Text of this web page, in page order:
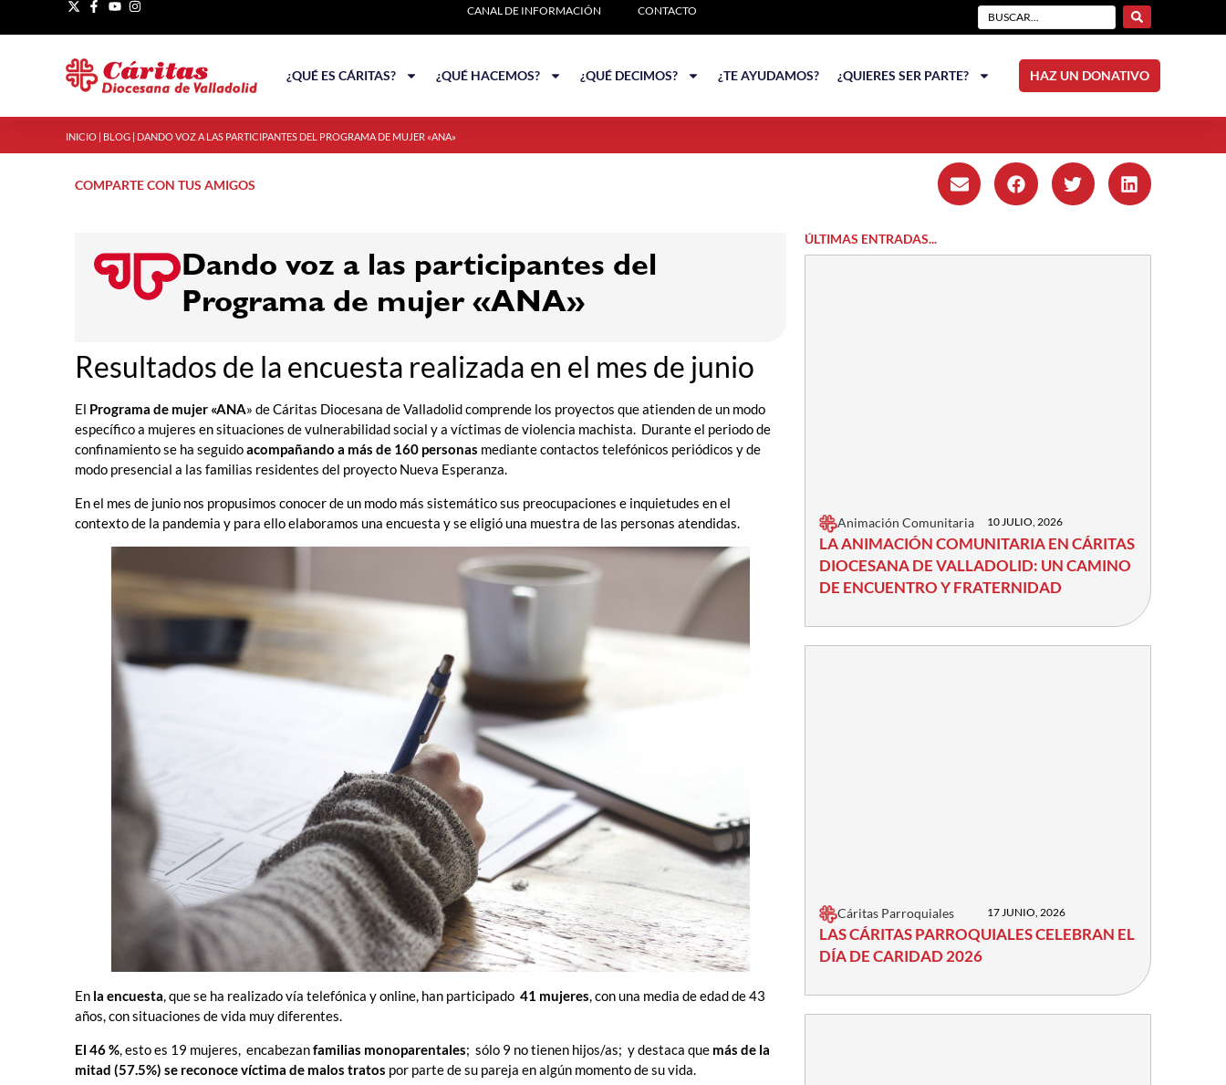
CANAL DE INFORMACIÓN CONTACTO
¿QUÉ ES CÁRITAS? ¿QUÉ HACEMOS? ¿QUÉ DECIMOS? ¿TE AYUDAMOS? ¿QUIERES SER PARTE? HAZ UN DONATIVO
INICIO | BLOG | DANDO VOZ A LAS PARTICIPANTES DEL PROGRAMA DE MUJER «ANA»
COMPARTE CON TUS AMIGOS
Dando voz a las participantes del
Programa de mujer «ANA»
Resultados de la encuesta realizada en el mes de junio
El Programa de mujer «ANA» de Cáritas Diocesana de Valladolid comprende los proyectos que atienden de un modo
específico a mujeres en situaciones de vulnerabilidad social y a víctimas de violencia machista. Durante el periodo de
confinamiento se ha seguidoacompañando a más de 160 personas mediante contactos telefónicos periódicos y de
modo presencial a las familias residentes del proyecto Nueva Esperanza.
En el mes de junio nos propusimos conocer de un modo más sistemático sus preocupaciones e inquietudes en el
contexto de la pandemia y para ello elaboramos una encuesta y se eligió una muestra de las personas atendidas.
En la encuesta, que se ha realizado vía telefónica y online, han participado 41 mujeres, con una media de edad de 43
años, con situaciones de vida muy diferentes.
El 46 %, esto es 19 mujeres, encabezanfamilias monoparentales; sólo 9 no tienen hijos/as; y destaca que más de la
mitad (57.5%) se reconoce víctima de malos tratos por parte de su pareja en algún momento de su vida.
ÚLTIMAS ENTRADAS...
Animación Comunitaria 10 JULIO, 2026
LA ANIMACIÓN COMUNITARIA EN CÁRITAS
DIOCESANA DE VALLADOLID: UN CAMINO
DE ENCUENTRO Y FRATERNIDAD
Cáritas Parroquiales 17 JUNIO, 2026
LAS CÁRITAS PARROQUIALES CELEBRAN EL
DÍA DE CARIDAD 2026